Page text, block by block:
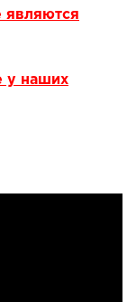
являются
у наших